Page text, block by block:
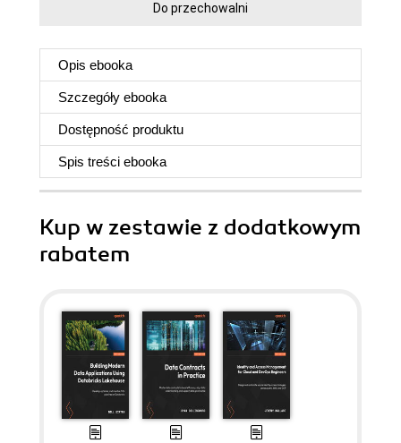
Do przechowalni
Opis ebooka
Szczegóły ebooka
Dostępność produktu
Spis treści ebooka
Kup w zestawie z dodatkowym
rabatem